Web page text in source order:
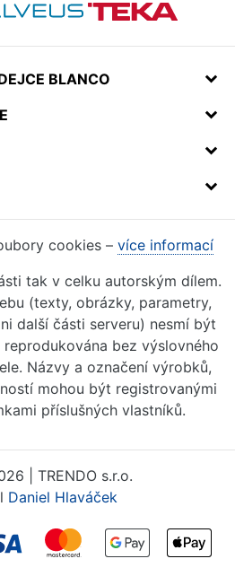
BLANCO
cookies – více informací
tak v celku autorským dílem.
(texty, obrázky, parametry,
další části serveru) nesmí být
bez výslovného
Názvy a označení výrobků,
mohou být registrovanými
příslušných vlastníků.
| TRENDO s.r.o.
Daniel Hlaváček